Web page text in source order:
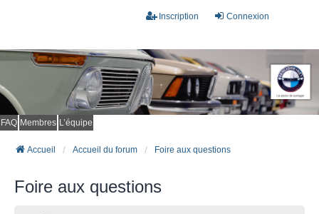
Connexion
Inscription
FAQ Membres L’équipe
Accueil Accueil du forum Foire aux questions
Foire aux questions